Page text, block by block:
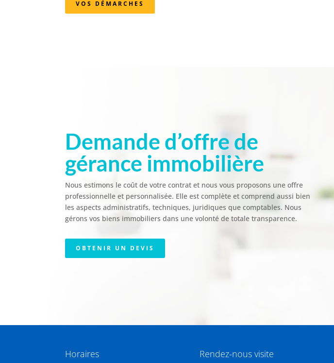
VOS DÉMARCHES
Demande d’offre de
gérance immobilière
Nous estimons le coût de votre contrat et nous vous proposons une offre
professionnelle et personnalisée. Elle est complète et comprend aussi bien
les aspects administratifs, techniques, juridiques que comptables. Nous
gérons vos biens immobiliers dans une volonté de totale transparence.
OBTENIR UN DEVIS
Horaires Rendez-nous visite